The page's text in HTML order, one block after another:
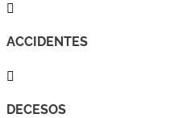

ACCIDENTES

DECESOS